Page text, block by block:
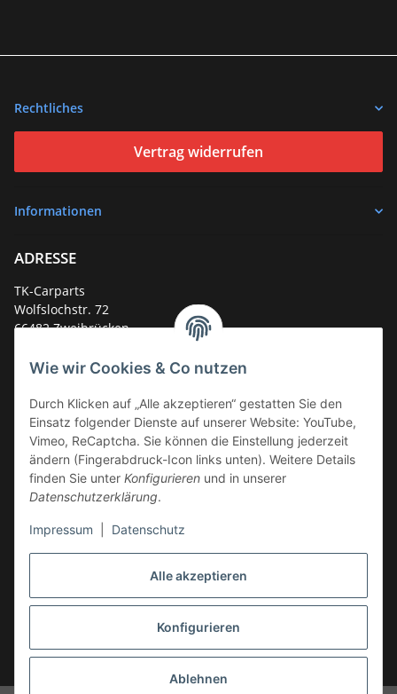
Alle akzeptieren
Konfigurieren
Ablehnen
Wie wir Cookies & Co nutzen
Durch Klicken auf „Alle akzeptieren“ gestatten Sie den
Einsatz folgender Dienste auf unserer Website: YouTube,
Vimeo, ReCaptcha. Sie können die Einstellung jederzeit
ändern (Fingerabdruck-Icon links unten). Weitere Details
finden Sie unter Konfigurieren und in unserer
Datenschutzerklärung.
Impressum Datenschutz
Rechtliches
Vertrag widerrufen
Informationen
ADRESSE
TK-Carparts
Wolfslochstr. 72
66482 Zweibrücken
Service-Hotline +49 (0)6332 - 48 58 48
E-Mail:mail@tk-carparts.de
Montag-Donnerstag von 13 bis 16 Uhr